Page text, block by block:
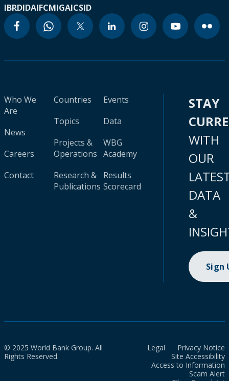
IBRDIDAIFCMIGAICSID
Who We
Are
News
Careers
Contact
Countries
Topics
Projects &
Operations
Research &
Publications
Events
Data
WBG
Academy
Results
Scorecard
STAY
WITH
OUR
DATA
&
Sign
© 2025 World Bank Group. All
Rights Reserved.
Legal
Privacy Notice
Site Accessibility
Access to Information
Scam Alert